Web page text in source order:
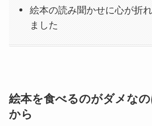
絵本の読み聞かせに心が折
ました
絵本を食べるのがダメな
から